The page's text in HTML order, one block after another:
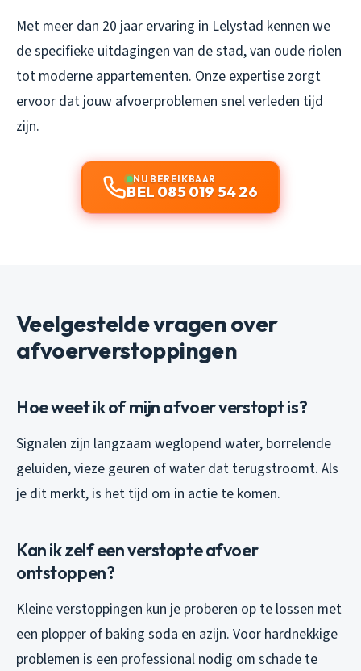
Met meer dan 20 jaar ervaring in Lelystad kennen we
de specifieke uitdagingen van de stad, van oude riolen
tot moderne appartementen. Onze expertise zorgt
ervoor dat jouw afvoerproblemen snel verleden tijd
zijn.
NU BEREIKBAAR
BEL 085 019 54 26
Veelgestelde vragen over
afvoerverstoppingen
Hoe weet ik of mijn afvoer verstopt is?
Signalen zijn langzaam weglopend water, borrelende
geluiden, vieze geuren of water dat terugstroomt. Als
je dit merkt, is het tijd om in actie te komen.
Kan ik zelf een verstopte afvoer
ontstoppen?
Kleine verstoppingen kun je proberen op te lossen met
een plopper of baking soda en azijn. Voor hardnekkige
problemen is een professional nodig om schade te